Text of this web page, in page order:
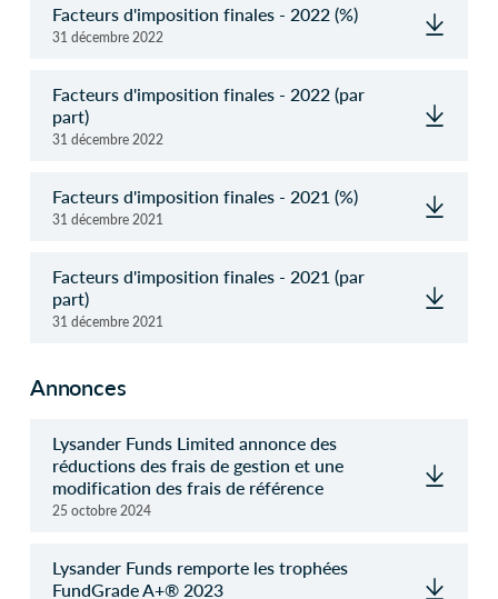
Facteurs d'imposition finales - 2022 (%)
31 décembre 2022
Facteurs d'imposition finales - 2022 (par
part)
31 décembre 2022
Facteurs d'imposition finales - 2021 (%)
31 décembre 2021
Facteurs d'imposition finales - 2021 (par
part)
31 décembre 2021
Annonces
Lysander Funds Limited annonce des
réductions des frais de gestion et une
modification des frais de référence
25 octobre 2024
Lysander Funds remporte les trophées
FundGrade A+® 2023